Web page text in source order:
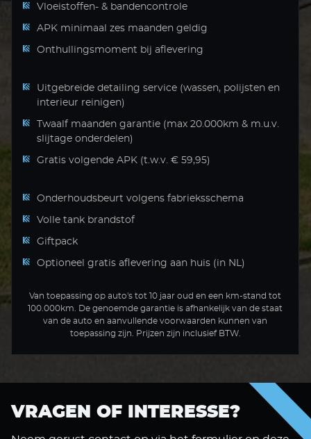
Vloeistoffen- & bandencontrole
APK minimaal zes maanden geldig
Onthullingsmoment bij aflevering
Uitgebreide detailing service (wassen, polijsten en
interieur reinigen)
Twaalf maanden garantie (max 20.000km & m.u.v.
slijtage onderdelen)
Gratis volgende APK (t.w.v. € 59,95)
Onderhoudsbeurt volgens fabrieksschema
Volle tank brandstof
Giftpack
Optioneel gratis aflevering aan huis (in NL)
Van toepassing op auto's tot 10 jaar oud en een km-stand tot
100.000km. De genoemde garantie is afhankelijk van de staat
van de auto en aanvullende voorwaarden kunnen van
toepassing zijn. Prijzen zijn inclusief BTW.
VRAGEN OF INTERESSE?